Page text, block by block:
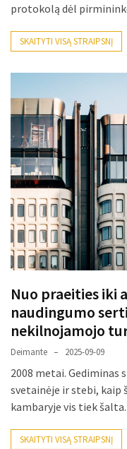
protokolą dėl
SKAITYTI VISĄ STRAIPSNĮ
Nuo praeities iki
naudingumo
nekilnojamojo
Deimante 2025-09-09
2008 metai. Gediminas
svetainėje ir stebi, kaip
kambaryje vis tiek
SKAITYTI VISĄ STRAIPSNĮ